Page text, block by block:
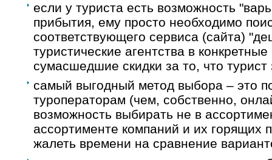
если у туриста есть возможность
прибытия, ему просто необходимо
соответствующего сервиса (сайта)
туристические агентства в
сумасшедшие скидки за то, что
самый выгодный метод выбора – это
туроператорам (чем, собственно,
возможность выбирать не в
ассортименте компаний и их горящих
жалеть времени на сравнение